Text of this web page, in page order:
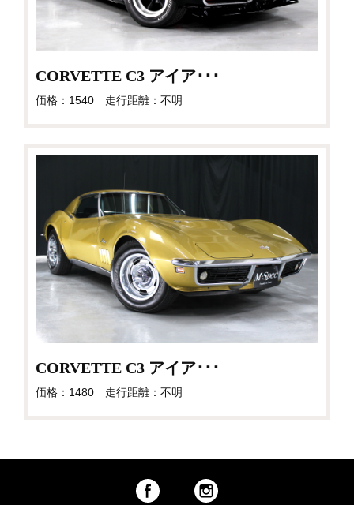
CORVETTE C3 アイア･･･
価格：1540 走行距離：不明
CORVETTE C3 アイア･･･
価格：1480 走行距離：不明